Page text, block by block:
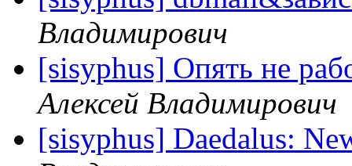
Владимирович
[sisyphus] Опять не
Алексей Владимирович
[sisyphus] Daedalus: